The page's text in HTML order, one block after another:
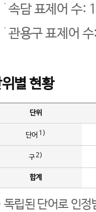
속담 표제어 수:
관용구 표제어
별 현황
단위
단어 1)
구2)
합계
독립된 단어로 인정